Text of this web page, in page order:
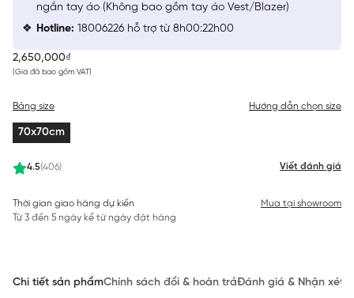
2,650,000₫
(Giá đã bao gồm VAT)
4.5(406) Viết đánh giá
Bảng size Hướng dẫn chọn size
70x70cm
Thời gian giao hàng dự kiến
Từ 3 đến 5 ngày kể từ ngày đặt hàng
Mua tại showroom
ngắn tay áo (Không bao gồm tay áo Vest/Blazer)
Hotline: 18006226 hỗ trợ từ 8h00:22h00
Chi tiết sản phẩmChính sách đổi & hoàn trảĐánh giá & Nhận xét